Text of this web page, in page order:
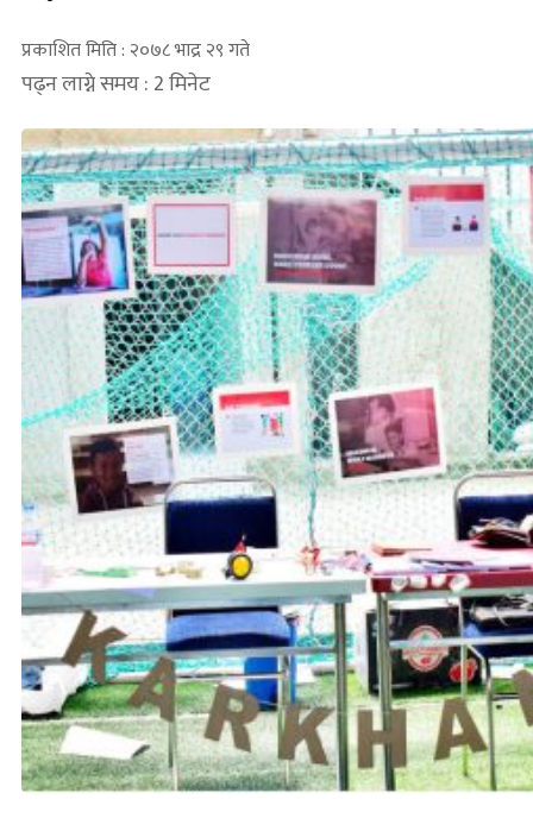
प्रकाशित मिति : २०७८ भाद्र २९ गते
पढ्न लाग्ने समय : 2 मिनेट